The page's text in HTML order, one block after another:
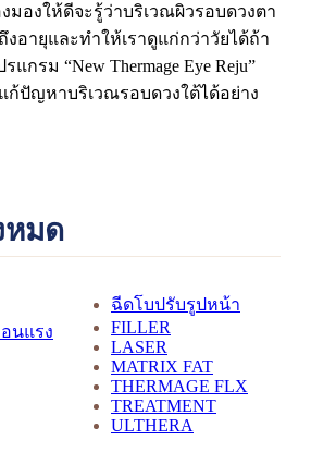
มองให้ดีจะรู้ว่าบริเวณผิวรอบดวงตา
อายุและทำให้เราดูแก่กว่าวัยได้ถ้า
กรม “New Thermage Eye Reju”
ก้ปัญหาบริเวณรอบดวงใต้ได้อย่าง
หมด
นแรง
ฉีดโบปรับรูปหน้า
FILLER
LASER
MATRIX FAT
THERMAGE FLX
TREATMENT
ULTHERA